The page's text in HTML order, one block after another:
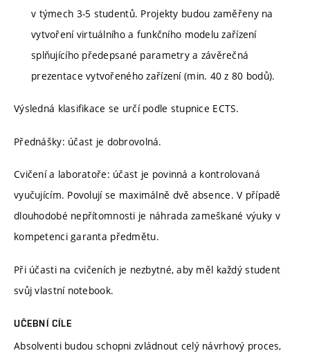
v týmech 3-5 studentů. Projekty budou zaměřeny na
vytvoření virtuálního a funkčního modelu zařízení
splňujícího předepsané parametry a závěrečná
prezentace vytvořeného zařízení (min. 40 z 80 bodů).
Výsledná klasifikace se určí podle stupnice ECTS.
Přednášky: účast je dobrovolná.
Cvičení a laboratoře: účast je povinná a kontrolovaná
vyučujícím. Povolují se maximálně dvě absence. V případě
dlouhodobé nepřítomnosti je náhrada zameškané výuky v
kompetenci garanta předmětu.
Při účasti na cvičeních je nezbytné, aby měl každý student
svůj vlastní notebook.
UČEBNÍ CÍLE
Absolventi budou schopni zvládnout celý návrhový proces,